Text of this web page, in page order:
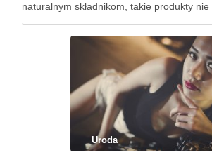
naturalnym składnikom, takie produkty
Uroda